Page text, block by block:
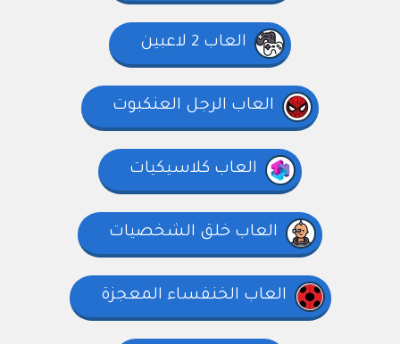
العاب 2 لاعبين
العاب الرجل العنكبوت
العاب كلاسيكيات
العاب خلق الشخصيات
العاب الخنفساء المعجزة